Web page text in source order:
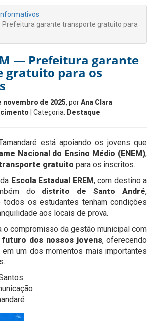
Informativos
Prefeitura garante transporte gratuito para
— Prefeitura garante
gratuito para os
novembro de 2025, porAna Clara
| Categoria: Destaque
está apoiando os jovens que
Nacional do Ensino Médio (ENEM),
gratuito para os inscritos.
Escola Estadual EREM, com destino a
do distrito de Santo André,
todos os estudantes tenham condições
aos locais de prova.
o compromisso da gestão municipal com
futuro dos nossos jovens, oferecendo
um dos momentos mais importantes